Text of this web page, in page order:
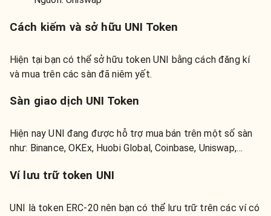
Cách kiếm và sở hữu UNI Token
Hiện tại bạn có thể sở hữu token UNI bằng cách đăng kí
và mua trên các sàn đã niêm yết.
Sàn giao dịch UNI Token
Hiện nay UNI đang được hỗ trợ mua bán trên một số sàn
như: Binance, OKEx, Huobi Global, Coinbase, Uniswap,…
Ví lưu trữ token UNI
UNI là token ERC-20 nên bạn có thể lưu trữ trên các ví có